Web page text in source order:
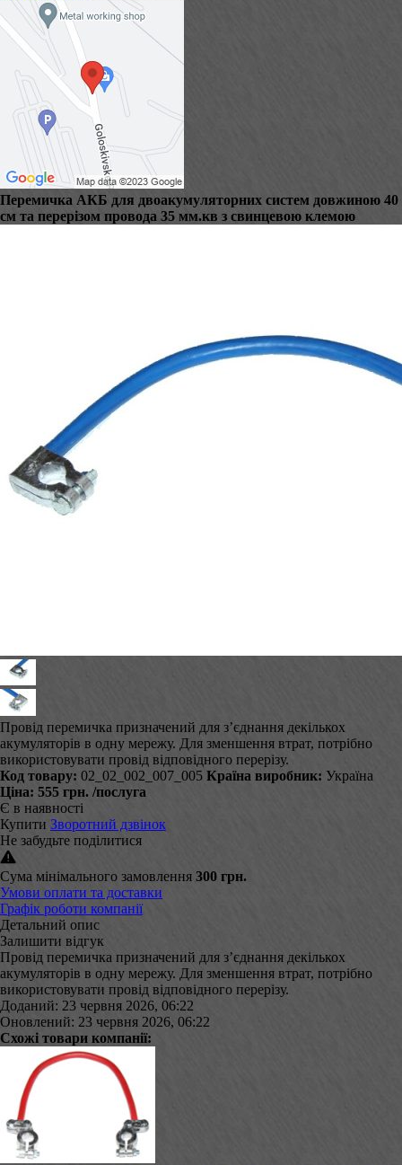
Перемичка АКБ для двоакумуляторних систем довжиною 40
см та перерізом провода 35 мм.кв з свинцевою клемою
Провід перемичка призначений для з’єднання декількох
акумуляторів в одну мережу. Для зменшення втрат, потрібно
використовувати провід відповідного перерізу.
Код товару: 02_02_002_007_005 Країна виробник: Україна
Ціна: 555 грн. /послуга
Є в наявності
Купити Зворотний дзвінок
Не забудьте поділитися
Сума мінімального замовлення 300 грн.
Умови оплати та доставки
Графік роботи компанії
Детальний опис
Залишити відгук
Провід перемичка призначений для з’єднання декількох
акумуляторів в одну мережу. Для зменшення втрат, потрібно
використовувати провід відповідного перерізу.
Доданий: 23 червня 2026, 06:22
Оновлений: 23 червня 2026, 06:22
Схожі товари компанії: